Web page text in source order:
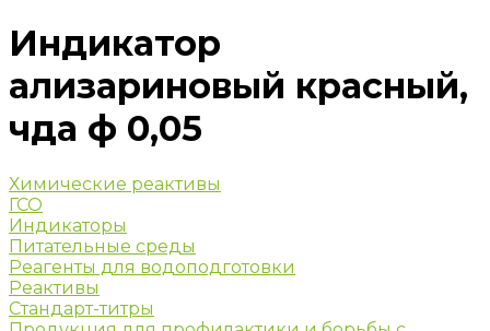
Индикатор
ализариновый красный,
чда ф 0,05
Химические реактивы
ГСО
Индикаторы
Питательные среды
Реагенты для водоподготовки
Реактивы
Стандарт-титры